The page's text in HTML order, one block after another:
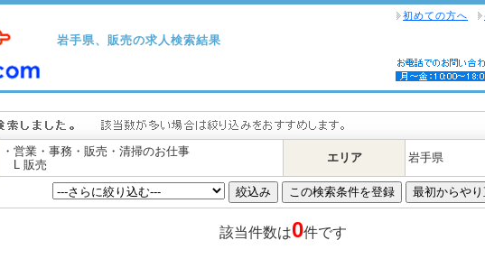
岩手県、販売の求人検索結果
初めての方へ
・営業・事務・販売・清掃のお仕事
L 販売
エリア 岩手県
該当件数は0件です